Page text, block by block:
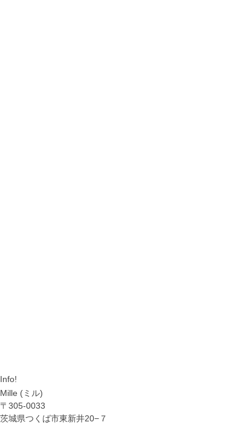
Info!
Mille (ミル)
〒305-0033
茨城県つくば市東新井20−７